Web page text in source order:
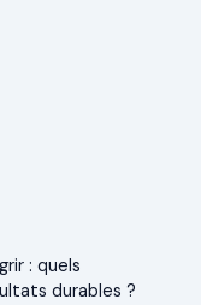
: quels
durables ?